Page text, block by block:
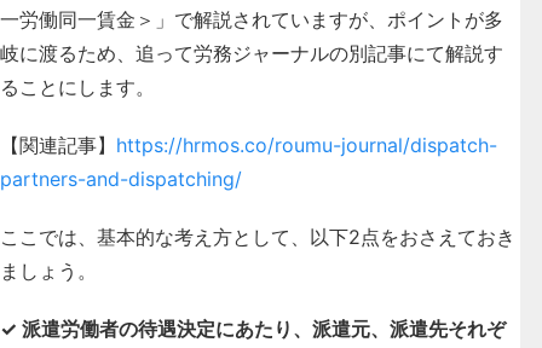
一労働同一賃金＞」で解説されていますが、ポイントが多
岐に渡るため、追って労務ジャーナルの別記事にて解説す
ることにします。
【関連記事】 https://hrmos.co/roumu-journal/dispatch-
partners-and-dispatching/
ここでは、基本的な考え方として、以下2点をおさえておき
ましょう。
✓ 派遣労働者の待遇決定にあたり、派遣元、派遣先それぞ